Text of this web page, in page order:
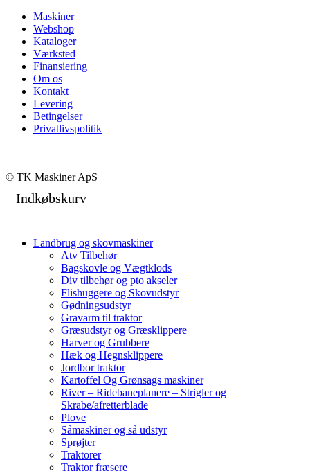
Maskiner
Webshop
Kataloger
Værksted
Finansiering
Om os
Kontakt
Levering
Betingelser
Privatlivspolitik
© TK Maskiner ApS
Indkøbskurv
Landbrug og skovmaskiner
Atv Tilbehør
Bagskovle og Vægtklods
Div tilbehør og pto akseler
Flishuggere og Skovudstyr
Gødningsudstyr
Gravarm til traktor
Græsudstyr og Græsklippere
Harver og Grubbere
Hæk og Hegnsklippere
Jordbor traktor
Kartoffel Og Grønsags maskiner
River – Ridebaneplanere – Strigler og
Skrabe/afretterblade
Plove
Såmaskiner og så udstyr
Sprøjter
Traktorer
Traktor fræsere